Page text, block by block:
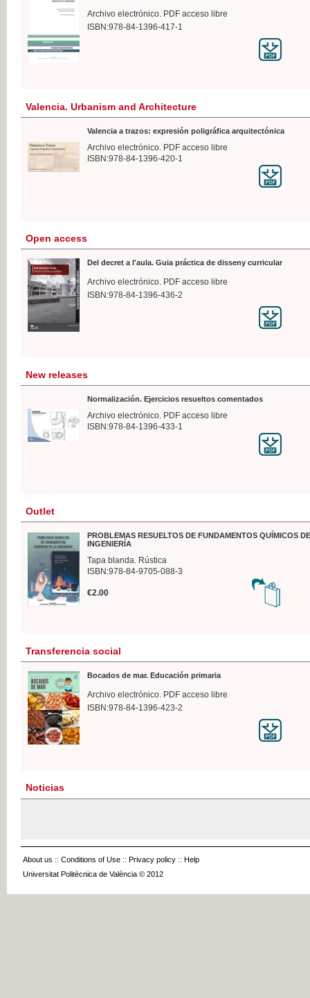
Archivo electrónico. PDF acceso libre
ISBN:978-84-1396-417-1
Valencia. Urbanism and Architecture
Valencia a trazos: expresión poligráfica arquitectónica
Archivo electrónico. PDF acceso libre
ISBN:978-84-1396-420-1
Open access
Del decret a l'aula. Guia práctica de disseny curricular
Archivo electrónico. PDF acceso libre
ISBN:978-84-1396-436-2
New releases
Normalización. Ejercicios resueltos comentados
Archivo electrónico. PDF acceso libre
ISBN:978-84-1396-433-1
Outlet
PROBLEMAS RESUELTOS DE FUNDAMENTOS QUÍMICOS
INGENIERÍA
Tapa blanda. Rústica
ISBN:978-84-9705-088-3
€2.00
Transferencia social
Bocados de mar. Educación primaria
Archivo electrónico. PDF acceso libre
ISBN:978-84-1396-423-2
Noticias
About us :: Conditions of Use :: Privacy policy :: Help
Universitat Politècnica de València © 2012